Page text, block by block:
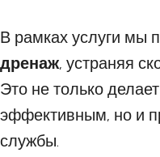
В рамках услуги мы
дренаж, устраняя
Это не только
эффективным, но и
службы.